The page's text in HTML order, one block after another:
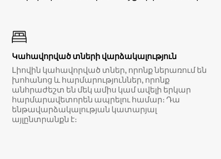
Կահավորված տների վարձակալություն
Լիովին կահավորված տներ, որոնք ներառում են
խոհանոց և հարմարություններ, որոնք
անհրաժեշտ են մեկ ամիս կամ ավելի երկար
հարմարավետորեն ապրելու համար։ Դա
ենթավարձակալության կատարյալ
այլընտրանքն է։